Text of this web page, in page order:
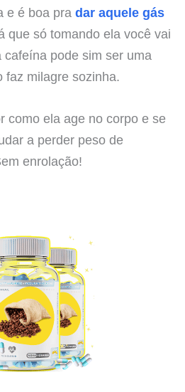
e é boa pra dar aquele gás
que só tomando ela você vai
cafeína pode sim ser uma
faz milagre sozinha.
como ela age no corpo e se
a perder peso de
enrolação!